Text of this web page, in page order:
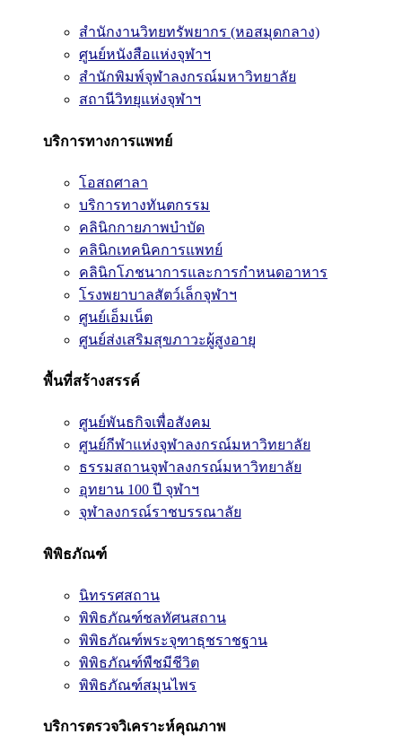
สำนักงานวิทยทรัพยากร (หอสมุดกลาง)
ศูนย์หนังสือแห่งจุฬาฯ
สำนักพิมพ์จุฬาลงกรณ์มหาวิทยาลัย
สถานีวิทยุแห่งจุฬาฯ
บริการทางการแพทย์
โอสถศาลา
บริการทางทันตกรรม
คลินิกกายภาพบำบัด
คลินิกเทคนิคการแพทย์
คลินิกโภชนาการและการกำหนดอาหาร
โรงพยาบาลสัตว์เล็กจุฬาฯ
ศูนย์เอ็มเน็ต
ศูนย์ส่งเสริมสุขภาวะผู้สูงอายุ
พื้นที่สร้างสรรค์
ศูนย์พันธกิจเพื่อสังคม
ศูนย์กีฬาแห่งจุฬาลงกรณ์มหาวิทยาลัย
ธรรมสถานจุฬาลงกรณ์มหาวิทยาลัย
อุทยาน 100 ปี จุฬาฯ
จุฬาลงกรณ์ราชบรรณาลัย
พิพิธภัณฑ์
นิทรรศสถาน
พิพิธภัณฑ์ชลทัศนสถาน
พิพิธภัณฑ์พระจุฑาธุชราชฐาน
พิพิธภัณฑ์พืชมีชีวิต
พิพิธภัณฑ์สมุนไพร
บริการตรวจวิเคราะห์คุณภาพ